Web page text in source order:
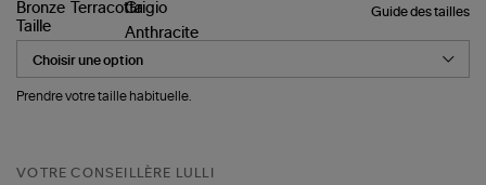
Guide des tailles
Taille
Prendre votre taille habituelle.
VOTRE CONSEILLÈRE LULLI